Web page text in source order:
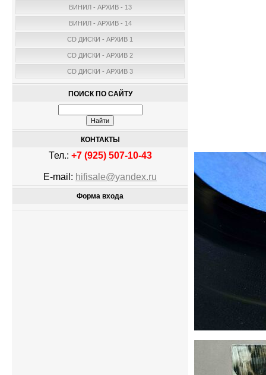
ВИНИЛ - АРХИВ - 13
ВИНИЛ - АРХИВ - 14
CD ДИСКИ - АРХИВ 1
CD ДИСКИ - АРХИВ 2
CD ДИСКИ - АРХИВ 3
ПОИСК ПО САЙТУ
КОНТАКТЫ
Тел.: +7 (925) 507-10-43
E-mail: hifisale@yandex.ru
Форма входа